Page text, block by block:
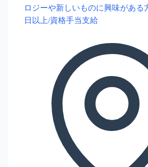
ロジーや新しいものに興味がある
日以上/資格手当支給